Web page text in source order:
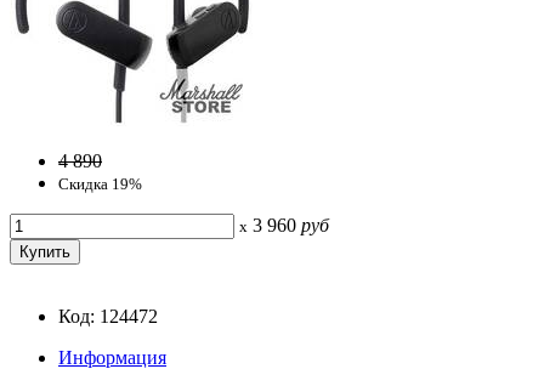
4 890
Скидка 19%
x 3 960 руб
Код: 124472
Информация